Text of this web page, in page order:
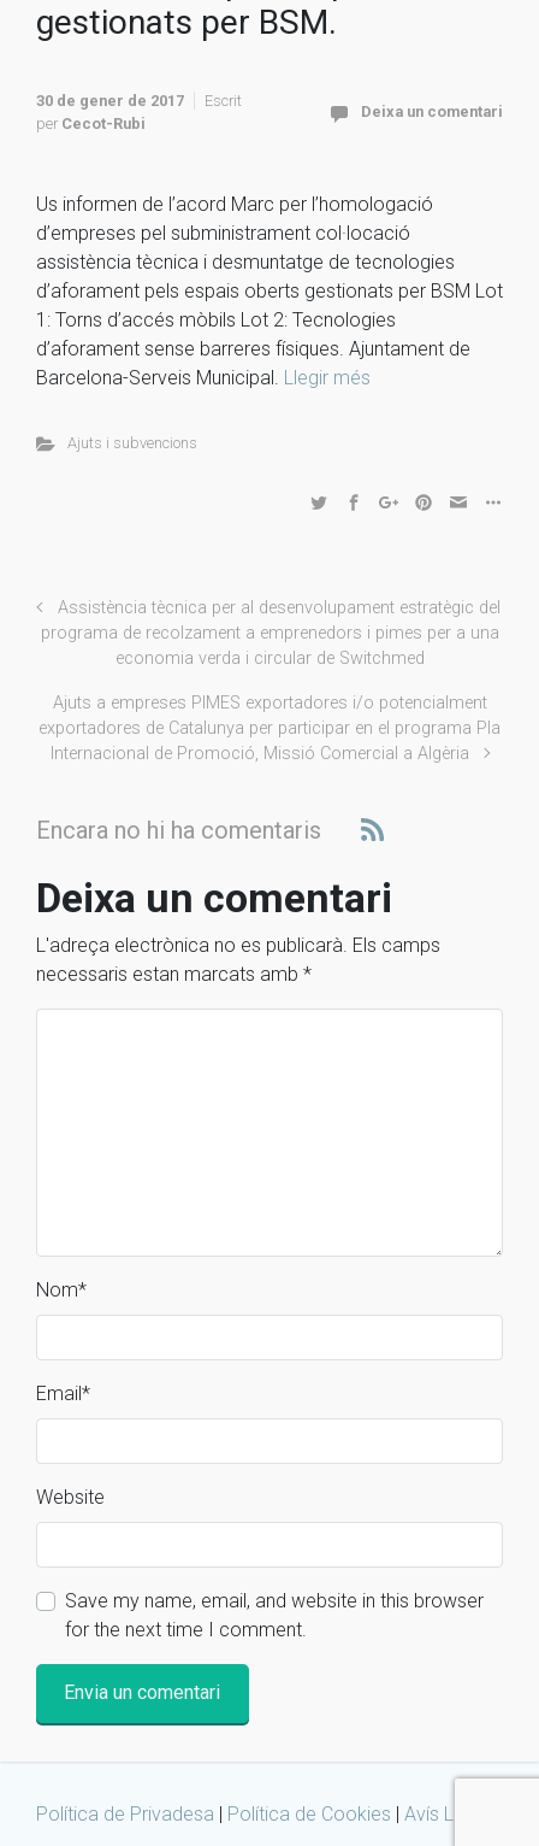
gestionats per BSM.
30 de gener de 2017
Escrit
per Cecot-Rubi
Deixa un comentari
Us informen de l’acord Marc per l’homologació
d’empreses pel subministrament col·locació
assistència tècnica i desmuntatge de tecnologies
d’aforament pels espais oberts gestionats per BSM Lot
1: Torns d’accés mòbils Lot 2: Tecnologies
d’aforament sense barreres físiques. Ajuntament de
Barcelona-Serveis Municipal. Llegir més
Ajuts i subvencions
Assistència tècnica per al desenvolupament estratègic del
programa de recolzament a emprenedors i pimes per a una
economia verda i circular de Switchmed
Ajuts a empreses PIMES exportadores i/o potencialment
exportadores de Catalunya per participar en el programa Pla
Internacional de Promoció, Missió Comercial a Algèria
Encara no hi ha comentaris
Deixa un comentari
L'adreça electrònica no es publicarà. Els camps
necessaris estan marcats amb *
Nom*
Email*
Website
Save my name, email, and website in this browser
for the next time I comment.
Política de Privadesa | Política de Cookies | Avís Legal